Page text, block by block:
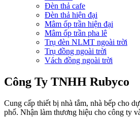
Đèn thả cafe
Đèn thả hiện đại
Mâm ốp trần hiện đại
Mâm ốp trần pha lê
Trụ đèn NLMT ngoài trời
Trụ đồng ngoài trời
Vách đồng ngoài trời
Công Ty TNHH Rubyco
Cung cấp thiết bị nhà tắm, nhà bếp cho
phố. Nhận làm thương hiệu cho công ty